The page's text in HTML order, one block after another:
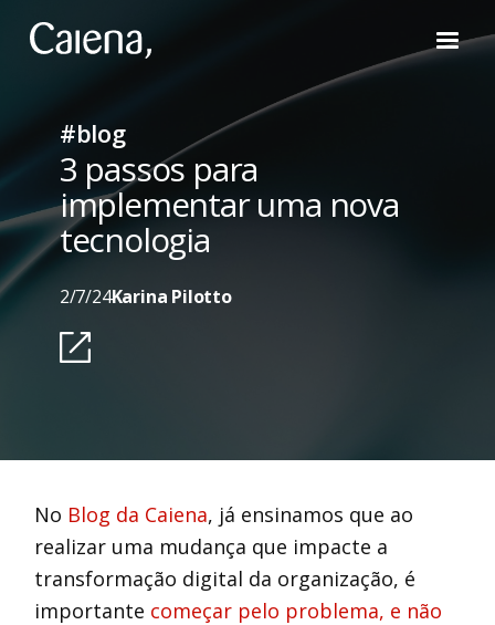
#blog
3 passos para
implementar uma nova
tecnologia
2/7/24Karina Pilotto
No Blog da Caiena, já ensinamos que ao
realizar uma mudança que impacte a
transformação digital da organização, é
importante começar pelo problema, e não